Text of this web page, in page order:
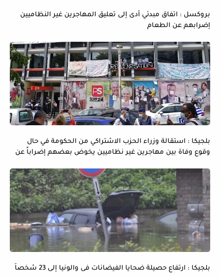
بروكسل : اتفاق مبدئي أدى إلى تعليق المهاجرين غير النظاميين
إضرابهم عن الطعام
بلجيكا : استقالة وزراء الحزب الاشتراكي من الحكومة في حال
وقوع وفاة بين مهاجرين غير نظاميين يخوض بعضهم إضراباً عن
بلجيكا : ارتفاع حصيلة ضحايا الفيضانات فى والونيا إلى 23 شخصاً